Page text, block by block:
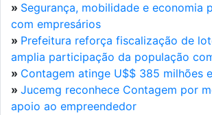
» Segurança, mobilidade e economia
com empresários
» Prefeitura reforça fiscalização de
amplia participação da população
» Contagem atinge U$$ 385 milhões
» Jucemg reconhece Contagem por
apoio ao empreendedor